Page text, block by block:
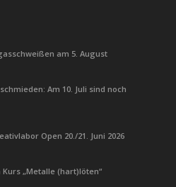
am 5. August
Am 10. Juli sind noch
Open 20./21. Juni 2026
„Metalle (hart)löten“